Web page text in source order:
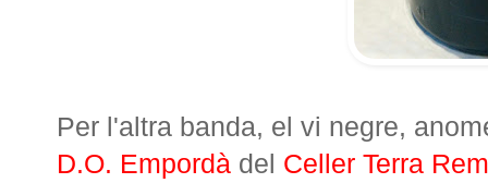
Per l'altra banda, el vi negre,
D.O. Empordà del Celler Terra